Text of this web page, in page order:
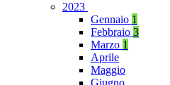
2023
Gennaio 1
Febbraio 3
Marzo 1
Aprile
Maggio